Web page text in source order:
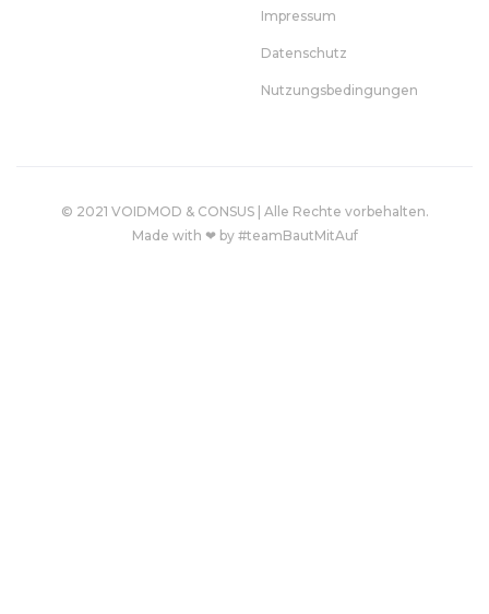
Impressum
Datenschutz
Nutzungsbedingungen
© 2021 VOIDMOD & CONSUS | Alle Rechte vorbehalten.
Made with ❤ by #teamBautMitAuf